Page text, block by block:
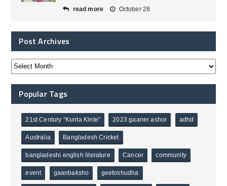
read more October 28
Post Archives
Popular Tags
21st Century “Kunta Kinte” 2023 gaaner ashor adhd
Australia Bangladesh Cricket
bangladeshi english literature Cancer community
event gaanbaksho geetoshudha